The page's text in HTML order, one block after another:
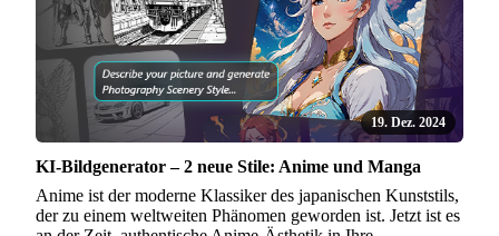
19. Dez. 2024
KI-Bildgenerator – 2 neue Stile: Anime und Manga
Anime ist der moderne Klassiker des japanischen Kunststils,
der zu einem weltweiten Phänomen geworden ist. Jetzt ist es